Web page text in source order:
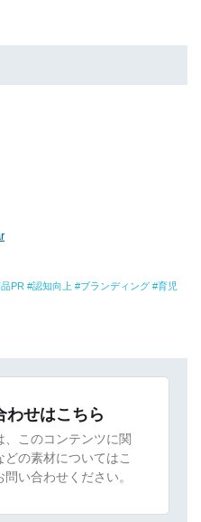
PR 認知向上 ブランディング
育児
わせはこちら
、このコンテンツに関
どの素材についてはこ
問い合わせください。